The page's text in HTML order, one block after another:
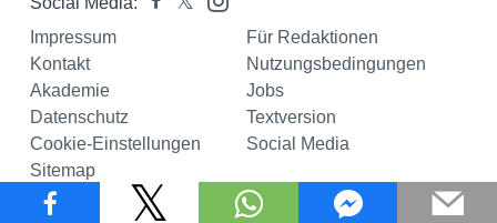
Impressum
Für Redaktionen
Kontakt
Nutzungsbedingungen
Akademie
Jobs
Datenschutz
Textversion
Cookie-Einstellungen
Social Media
Sitemap